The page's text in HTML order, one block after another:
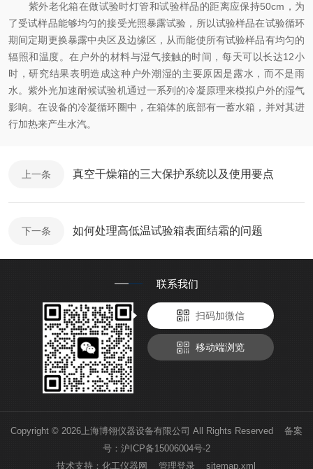
紫外老化箱在做试验时灯管和试验样品的距离应保持50cm，为
了受试样品能够均匀的接受光照暴露试验，所以试验样品在试验循环
期间定期更换暴露中央区及边缘区，从而能使所有试验样品有均匀的
辐照和温度。在户外的材料与湿气接触的时间，每天可以长达12小
时，研究结果表明造成这种户外潮湿的主要原因是露水，而不是雨
水。紫外光加速耐候试验机通过一系列的冷凝原理来模拟户外的湿气
影响。在设备的冷凝循环圈中，在箱体的底部有一蓄水箱，并对其进
行加热来产生水汽。
上一条 真空干燥箱的三大保护系统以及使用要点
下一条 如何处理高低温试验箱表面结霜的问题
联系我们
扫码加微信
移动端浏览
Copyright © 2026上海博翎仪器设备有限公司 All Rights Reserved 备案
号： 沪ICP备15006004号-2
技术支持：化工仪器网 管理登录 sitemap.xml